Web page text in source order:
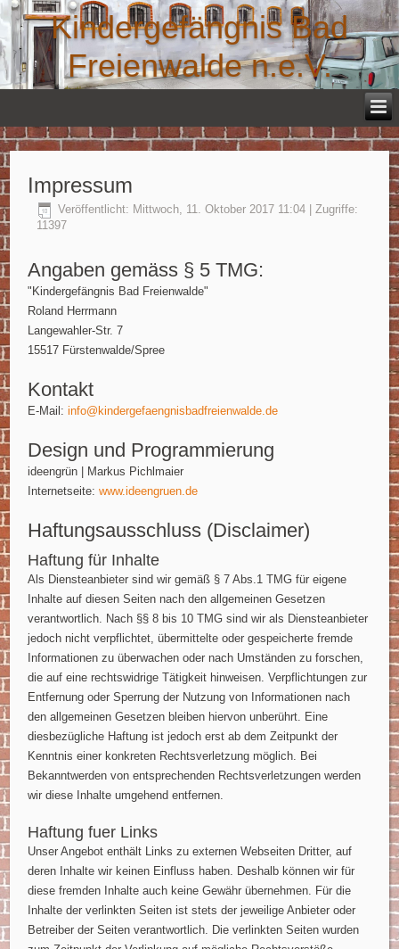
Kindergefängnis Bad
Freienwalde n.e.V.
Impressum
Veröffentlicht: Mittwoch, 11. Oktober 2017 11:04 | Zugriffe:
11397
Angaben gemäss § 5 TMG:
"Kindergefängnis Bad Freienwalde"
Roland Herrmann
Langewahler-Str. 7
15517 Fürstenwalde/Spree
Kontakt
E-Mail: info@kindergefaengnisbadfreienwalde.de
Design und Programmierung
ideengrün | Markus Pichlmaier
Internetseite:www.ideengruen.de
Haftungsausschluss (Disclaimer)
Haftung für Inhalte
Als Diensteanbieter sind wir gemäß § 7 Abs.1 TMG für eigene
Inhalte auf diesen Seiten nach den allgemeinen Gesetzen
verantwortlich. Nach §§ 8 bis 10 TMG sind wir als Diensteanbieter
jedoch nicht verpflichtet, übermittelte oder gespeicherte fremde
Informationen zu überwachen oder nach Umständen zu forschen,
die auf eine rechtswidrige Tätigkeit hinweisen. Verpflichtungen zur
Entfernung oder Sperrung der Nutzung von Informationen nach
den allgemeinen Gesetzen bleiben hiervon unberührt. Eine
diesbezügliche Haftung ist jedoch erst ab dem Zeitpunkt der
Kenntnis einer konkreten Rechtsverletzung möglich. Bei
Bekanntwerden von entsprechenden Rechtsverletzungen werden
wir diese Inhalte umgehend entfernen.
Haftung fuer Links
Unser Angebot enthält Links zu externen Webseiten Dritter, auf
deren Inhalte wir keinen Einfluss haben. Deshalb können wir für
diese fremden Inhalte auch keine Gewähr übernehmen. Für die
Inhalte der verlinkten Seiten ist stets der jeweilige Anbieter oder
Betreiber der Seiten verantwortlich. Die verlinkten Seiten wurden